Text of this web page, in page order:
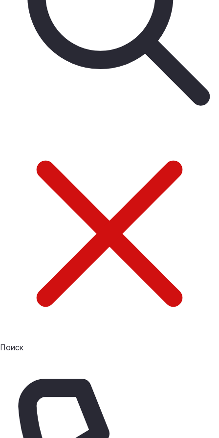
Поиск